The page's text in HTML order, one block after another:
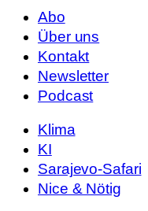
Abo
Über uns
Kontakt
Newsletter
Podcast
Klima
KI
Sarajevo-Safari
Nice & Nötig